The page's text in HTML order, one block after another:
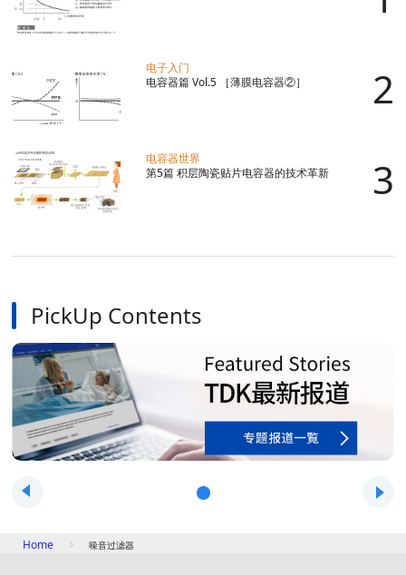
电子入门
电容器篇 Vol.5 ［薄膜电容器②］
电容器世界
第5篇 积层陶瓷贴片电容器的技术革新
PickUp Contents
Home 噪音过滤器